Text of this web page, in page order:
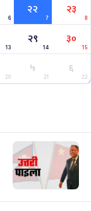
6
२२
7
२३
8
13
२९
14
३०
15
20
५
21
६
22